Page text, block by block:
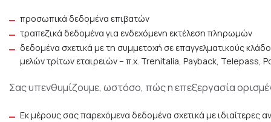
προσωπικά δεδομένα επιβατών
τραπεζικά δεδομένα για ενδεχόμενη εκτέλεση πληρωμών
δεδομένα σχετικά με τη συμμετοχή σε επαγγελματικούς
μελών τρίτων εταιρειών – π.χ. Trenitalia, Payback, Telepass,
Σας υπενθυμίζουμε, ωστόσο, πώς η επεξεργασία
Εκ μέρους σας παρεχόμενα δεδομένα σχετικά με ιδιαίτερες